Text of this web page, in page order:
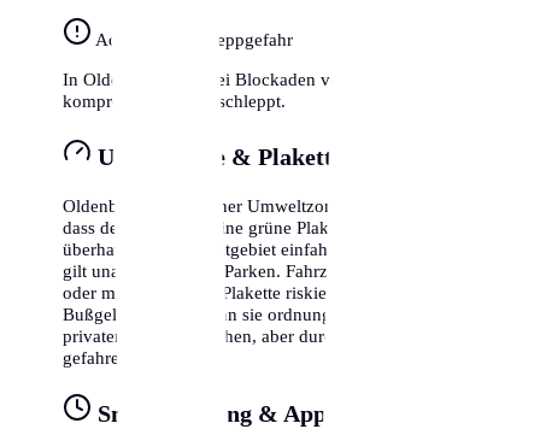
Achtung Abschleppgefahr
In Oldenburg wird bei Blockaden von Rettungswegen
kompromisslos abgeschleppt.
Umweltzone & Plakette
Oldenburg liegt in einer Umweltzone. Das bedeutet,
dass dein Fahrzeug eine grüne Plakette benötigt, um
überhaupt in das Stadtgebiet einfahren zu dürfen. Dies
gilt unabhängig vom Parken. Fahrzeuge ohne Plakette
oder mit gelber/roter Plakette riskieren hohe
Bußgelder, selbst wenn sie ordnungsgemäß auf einem
privaten Parkplatz stehen, aber durch die Zone
gefahren sind.
Smart Parking & Apps